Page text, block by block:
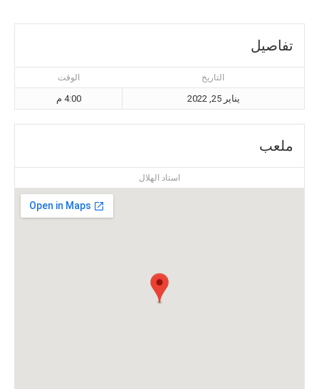
تفاصيل
التاريخ الوقت
يناير 25, 2022 4:00 م
ملعب
استاد الهلال